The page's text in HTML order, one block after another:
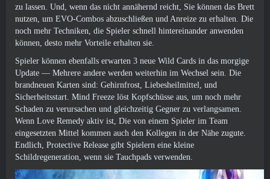
zu lassen. Und, wenn das nicht annähernd reicht, Sie können das Brett
nutzen, um EVO-Combos abzuschließen und Anreize zu erhalten. Die
noch mehr Techniken, die Spieler schnell hintereinander anwenden
können, desto mehr Vorteile erhalten sie.
Spieler können ebenfalls erwarten 3 neue Wild Cards in das morgige
Update — Mehrere andere werden weiterhin im Wechsel sein. Die
brandneuen Karten sind: Gehirnfrost, Liebesheilmittel, und
Sicherheitsstart. Mind Freeze löst Kopfschüsse aus, um noch mehr
Schaden zu verursachen und gleichzeitig Gegner zu verlangsamen.
Wenn Love Remedy aktiv ist, Die von einem Spieler im Team
eingesetzten Mittel kommen auch den Kollegen in der Nähe zugute.
Endlich, Protective Release gibt Spielern eine kleine
Schildregeneration, wenn sie Tauchpads verwenden.